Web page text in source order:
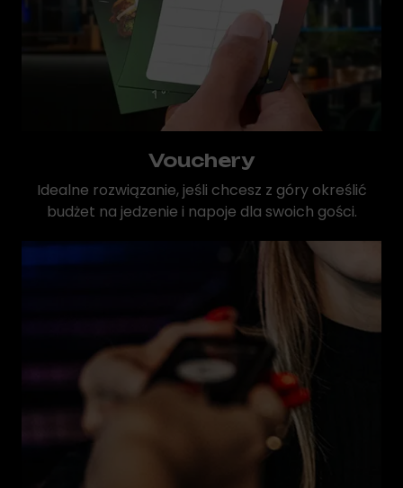
Vouchery
Idealne rozwiązanie, jeśli chcesz z góry określić
budżet na jedzenie i napoje dla swoich gości.